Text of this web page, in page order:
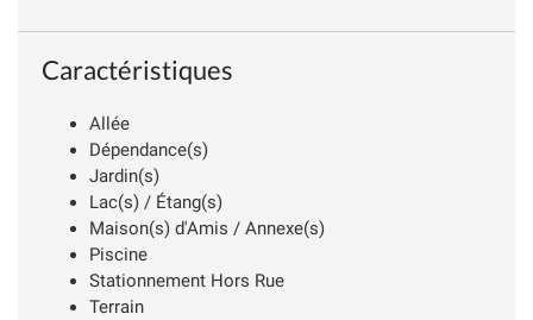
Caractéristiques
Allée
Dépendance(s)
Jardin(s)
Lac(s) / Étang(s)
Maison(s) d'Amis / Annexe(s)
Piscine
Stationnement Hors Rue
Terrain